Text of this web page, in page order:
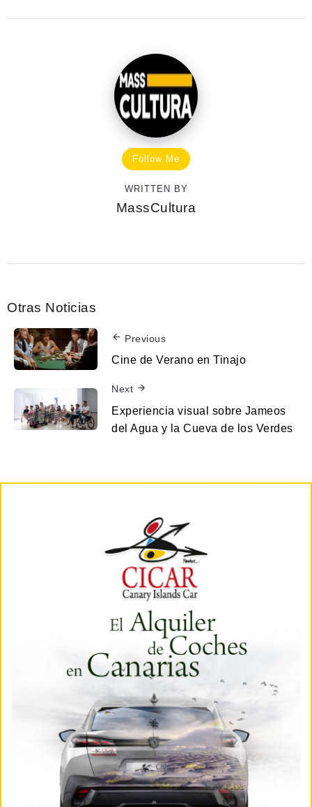
Follow Me
WRITTEN BY
MassCultura
Otras Noticias
Previous
Cine de Verano en Tinajo
Next
Experiencia visual sobre Jameos
del Agua y la Cueva de los Verdes